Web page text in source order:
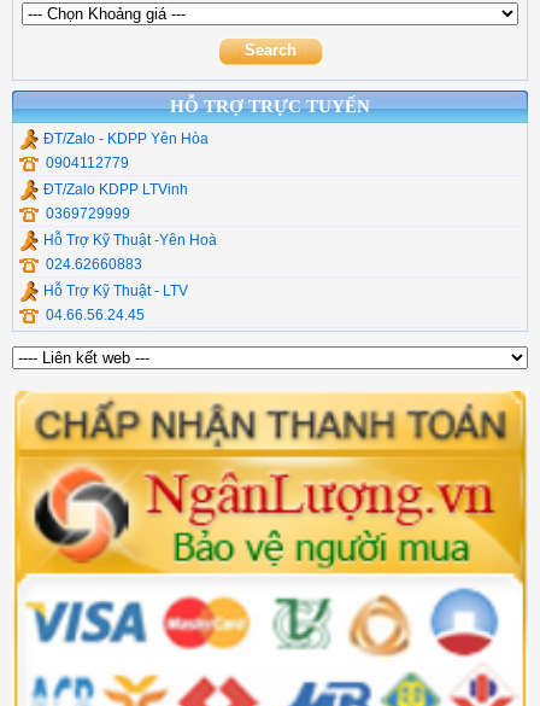
Chuyển quang hdmi
Cáp Chuyển Đổi UGR
Commscope
Thiết Bị Mạng Veggieg
HỖ TRỢ TRỰC TUYẾN
ĐT/Zalo - KDPP Yên Hòa
0904112779
ĐT/Zalo KDPP LTVinh
0369729999
Hỗ Trợ Kỹ Thuật -Yên Hoà
024.62660883
Hỗ Trợ Kỹ Thuật - LTV
04.66.56.24.45